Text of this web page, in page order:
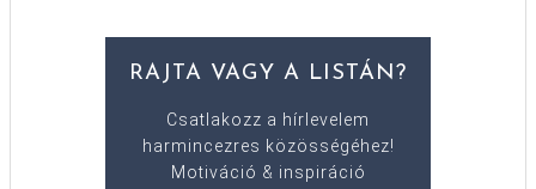
RAJTA VAGY A LISTÁN?
Csatlakozz a hírlevelem
harmincezres közösségéhez!
Motiváció & inspiráció